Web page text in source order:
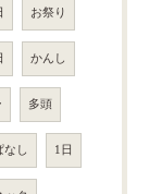
お祭り
かんし
多頭
なし 1日